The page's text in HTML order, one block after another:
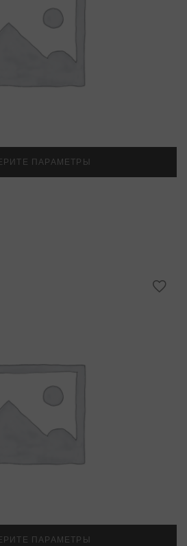
ПАРАМЕТРЫ
ПАРАМЕТРЫ